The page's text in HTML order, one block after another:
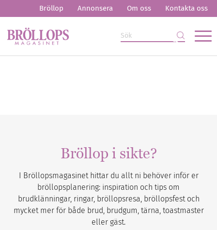
Bröllop Annonsera Om oss Kontakta oss
Bröllop i sikte?
I Bröllopsmagasinet hittar du allt ni behöver inför er
bröllopsplanering: inspiration och tips om
brudklänningar, ringar, bröllopsresa, bröllopsfest och
mycket mer för både brud, brudgum, tärna, toastmaster
eller gäst.